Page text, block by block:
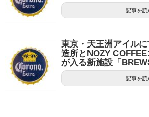
記事を読
東京・天王洲アイル
造所とNOZY
が入る新施設「
記事を読